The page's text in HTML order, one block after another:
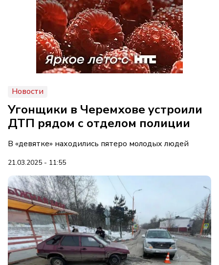
Новости
Угонщики в Черемхове устроили
ДТП рядом с отделом полиции
В «девятке» находились пятеро молодых людей
21.03.2025 - 11:55